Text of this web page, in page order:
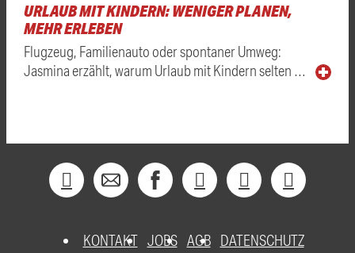
URLAUB MIT KINDERN: WENIGER PLANEN,
MEHR ERLEBEN
Flugzeug, Familienauto oder spontaner Umweg:
Jasmina erzählt, warum Urlaub mit Kindern selten …
KONTAKT JOBS AGB DATENSCHUTZ